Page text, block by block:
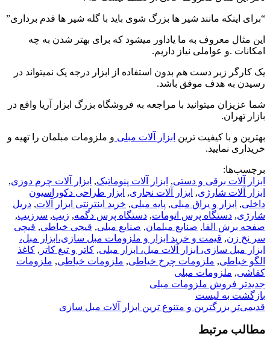
“برای اینکه مانند شیر ها بزرگ شوی باید با گله شیر ها قدم برداری”
این مثال معروف به ما یاداور میشود که برای بهتر شدن به چه
امکانات .و عواملی نیاز داریم.
یک کارگر زبر دست هم بدون استفاده از ابزار درجه یک نمیتواند در
رسیدن به هدف موفق باشد.
شما عزیزان میتوانید با مراجعه به فروشگاه بزرگ ابزار آریا واقع در
بازار تهران.
بهترین و با کیفیت ترین ابزار آلات مبلی و ملزومات مبلمان را تهیه و
خریداری نمایید.
برچسب‌ها:
ابزار آلات برقی و دستی, ابزار آلات پنوماتیک, ابزار آلات چرم دوزی,
ابزار آلات شارژی, ابزار آلات نجاری, ابزار طراحی دکوراسیون
داخلی, ابزار و یراق مبلی, پایه مبلی, خرید اینترنتی ابزار آلات, دریل
شارژی, دستگاه پرس اتومات, دستگاه پرس دگمه, زیپ, سرزیپ,
صفحه برش الفا, صنایع مبلمان, صنایع مبلی, قیجی خیاطی, قیچی
سر نخ زن, قیمت و خرید ابزار و ملزومات مبل سازی،ابزار مبل،
ابزار مبل سازی، ابزار آلات مبل، ابزار مبلی, کاتر و تیغ کاتر , کاغذ
الگو خیاطی, ملزومات چرخ خیاطی, ملزومات خیاطی, ملزومات
کفاشی, ملزومات مبلی
جدیدتر فروش ملزومات مبلی
بازگشت به لیست
قدیمی‌تر بزرگترین و متنوع ترین ابزار آلات مبل سازی
مطالب مرتبط